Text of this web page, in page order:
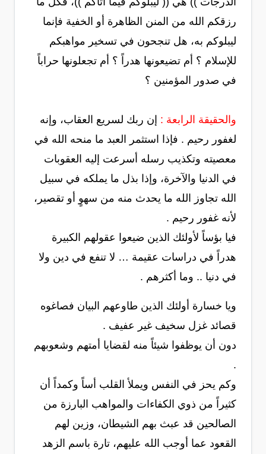
رزقكم الله من المنن الظاهرة أو الخفية فإنما
ليبلوكم به، هل تنجحون في تسخير مواهبكم
للإسلام ؟ أم تضيعونها هدراً ؟ أم تجعلونها حراباً
في صدور المؤمنين ؟
والحقيقة الرابعة : إن ربك لسريع العقاب، وإنه
لغفور رحيم . فإذا استثمر العبد ما منحه الله في
معصيته وتكذيب رسله أسرعت إليه العقوبات
في الدنيا والآخرة، وإذا بذل ما يملكه في سبيل
الله تجاوز الله ما يحدث منه من سهوٍ أو تقصير،
لأنه غفور رحيم .
فيا بؤساً لأولئك الذين ضيعوا عقولهم الكبيرة
هدراً في دراسات عقيمة … لا تنفع في دين ولا
في دنيا .. وما أكثرهم .
ويا خسارة أولئك الذين طاوعهم البيان فصاغوه
قصائد غزل سخيف غير عفيف .
دون أن يوظفوا شيئاً منه لقضايا أمتهم وشعوبهم
.
وكم يحز في النفس ويملأ القلب أساً وكمداً أن
كثيراً من ذوي الكفاءات والمواهب البارزة من
الصالحين قد عبث بهم الشيطان، وزين لهم
القعود عما أوجب الله عليهم، تارة باسم الزهد